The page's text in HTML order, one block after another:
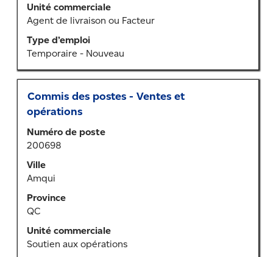
Unité commerciale
Agent de livraison ou Facteur
Type d’emploi
Temporaire - Nouveau
tout
le
contenu
des
renseignements
sur
Titre
Commis des postes - Ventes et
opérations
Numéro de poste
200698
Ville
Amqui
Province
QC
Unité commerciale
Soutien aux opérations
Sélectionner
au
moyen
de
la
barre
d’espacement
afficher
tout
le
contenu